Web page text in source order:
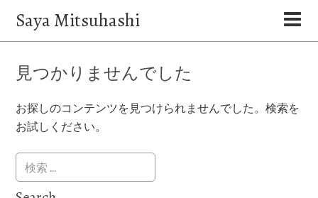
Saya Mitsuhashi
見つかりませんでした
お探しのコンテンツを見つけられませんでした。検索を
お試しください。